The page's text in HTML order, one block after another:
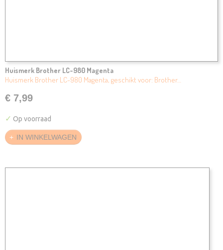
Huismerk Brother LC-980 Magenta
Huismerk Brother LC-980 Magenta, geschikt voor: Brother…
€ 7,99
✓ Op voorraad
IN WINKELWAGEN